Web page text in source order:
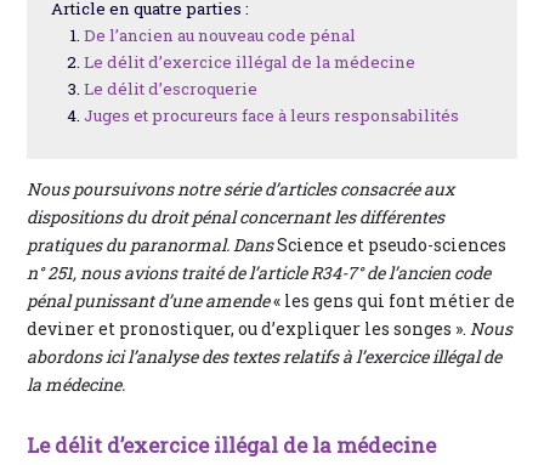
Article en quatre parties :
De l’ancien au nouveau code pénal
Le délit d’exercice illégal de la médecine
Le délit d’escroquerie
Juges et procureurs face à leurs responsabilités
Nous poursuivons notre série d’articles consacrée aux
dispositions du droit pénal concernant les différentes
pratiques du paranormal. DansScience et pseudo-sciences
n° 251, nous avions traité de l’article R34-7° de l’ancien code
pénal punissant d’une amende« les gens qui font métier de
deviner et pronostiquer, ou d’expliquer les songes ».Nous
abordons ici l’analyse des textes relatifs à l’exercice illégal de
la médecine.
Le délit d’exercice illégal de la médecine